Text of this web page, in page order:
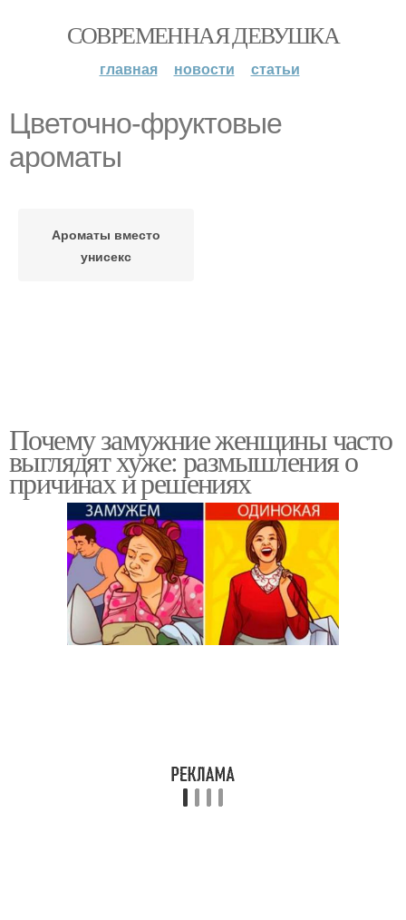
СОВРЕМЕННАЯ ДЕВУШКА
главная новости статьи
Цветочно-фруктовые
ароматы
Ароматы вместо
унисекс
Почему замужние женщины часто
выглядят хуже: размышления о
причинах и решениях